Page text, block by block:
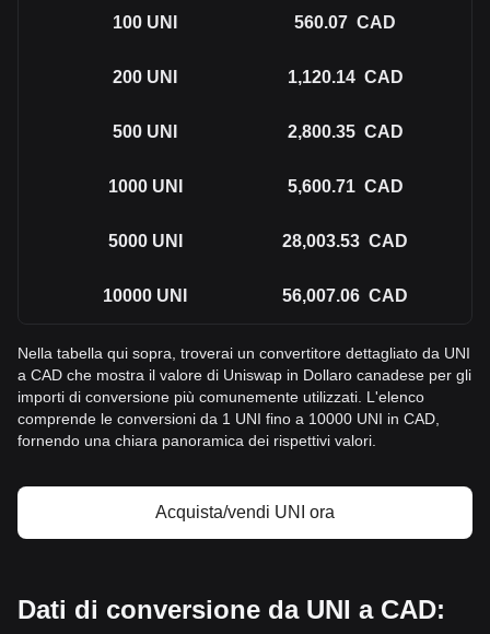
100 UNI 560.07 CAD
200 UNI 1,120.14 CAD
500 UNI 2,800.35 CAD
1000 UNI 5,600.71 CAD
5000 UNI 28,003.53 CAD
10000 UNI 56,007.06 CAD
Nella tabella qui sopra, troverai un convertitore dettagliato da UNI
a CAD che mostra il valore di Uniswap in Dollaro canadese per gli
importi di conversione più comunemente utilizzati. L'elenco
comprende le conversioni da 1 UNI fino a 10000 UNI in CAD,
fornendo una chiara panoramica dei rispettivi valori.
Acquista/vendi UNI ora
Dati di conversione da UNI a CAD: